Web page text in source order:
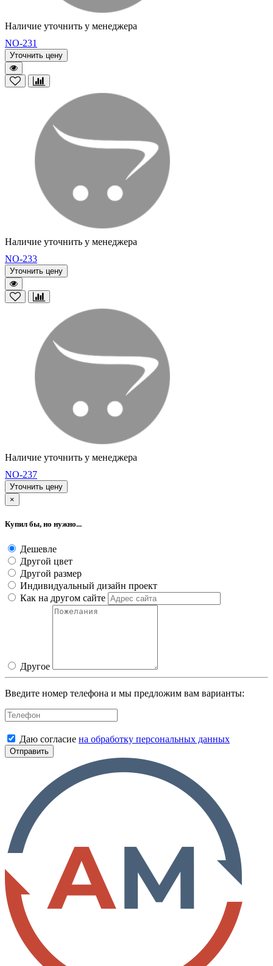
Наличие уточнить у менеджера
NO-231
Уточнить цену
Наличие уточнить у менеджера
NO-233
Уточнить цену
Наличие уточнить у менеджера
NO-237
Уточнить цену
×
Купил бы, но нужно...
Дешевле
Другой цвет
Другой размер
Индивидуальный дизайн проект
Как на другом сайте
Другое
Введите номер телефона и мы предложим вам варианты:
Даю согласие на обработку персональных данных
Отправить